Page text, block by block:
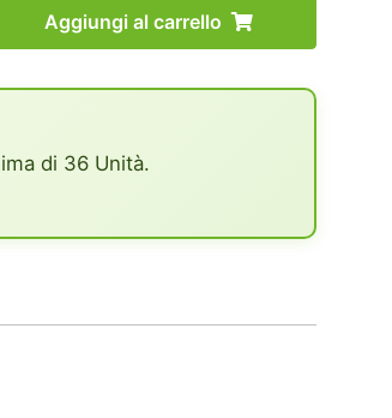
Aggiungi al carrello
di 36 Unità.